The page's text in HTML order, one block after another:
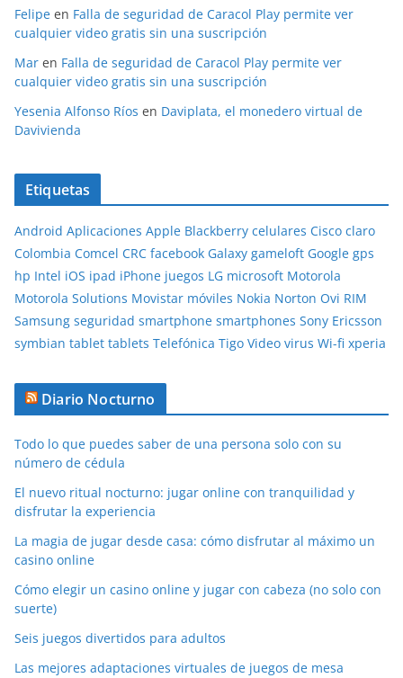
Felipe en Falla de seguridad de Caracol Play permite ver
cualquier video gratis sin una suscripción
Mar en Falla de seguridad de Caracol Play permite ver
cualquier video gratis sin una suscripción
Yesenia Alfonso Ríos en Daviplata, el monedero virtual de
Davivienda
Etiquetas
Android Aplicaciones Apple Blackberry celulares Cisco claro
Colombia Comcel CRC facebook Galaxy gameloft Google gps
hp Intel iOS ipad iPhone juegos LG microsoft Motorola
Motorola Solutions Movistar móviles Nokia Norton Ovi RIM
Samsung seguridad smartphone smartphones Sony Ericsson
symbian tablet tablets Telefónica Tigo Video virus Wi-fi xperia
Diario Nocturno
Todo lo que puedes saber de una persona solo con su
número de cédula
El nuevo ritual nocturno: jugar online con tranquilidad y
disfrutar la experiencia
La magia de jugar desde casa: cómo disfrutar al máximo un
casino online
Cómo elegir un casino online y jugar con cabeza (no solo con
suerte)
Seis juegos divertidos para adultos
Las mejores adaptaciones virtuales de juegos de mesa